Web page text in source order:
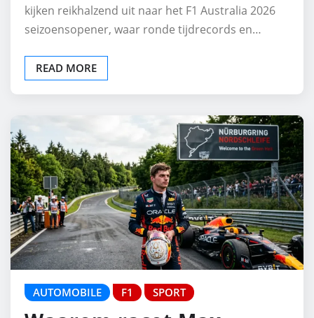
kijken reikhalzend uit naar het F1 Australia 2026
seizoensopener, waar ronde tijdrecords en…
READ MORE
AUTOMOBILE F1 SPORT